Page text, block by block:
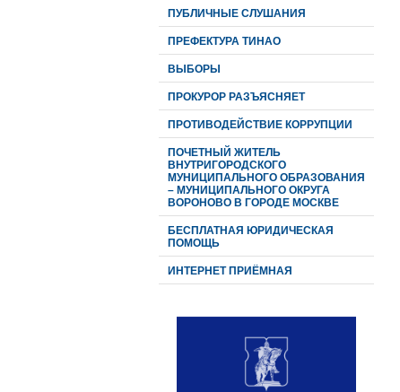
ПУБЛИЧНЫЕ СЛУШАНИЯ
ПРЕФЕКТУРА ТИНАО
ВЫБОРЫ
ПРОКУРОР РАЗЪЯСНЯЕТ
ПРОТИВОДЕЙСТВИЕ КОРРУПЦИИ
ПОЧЕТНЫЙ ЖИТЕЛЬ
ВНУТРИГОРОДСКОГО
МУНИЦИПАЛЬНОГО ОБРАЗОВАНИЯ
– МУНИЦИПАЛЬНОГО ОКРУГА
ВОРОНОВО В ГОРОДЕ МОСКВЕ
БЕСПЛАТНАЯ ЮРИДИЧЕСКАЯ
ПОМОЩЬ
ИНТЕРНЕТ ПРИЁМНАЯ